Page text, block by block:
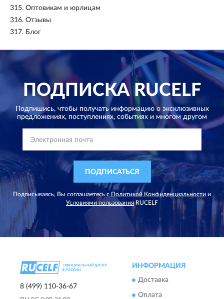
315. Оптовикам и юрлицам
316. Отзывы
317. Блог
ПОДПИСКАRUCELF
Подпишись, чтобы получать информацию о эксклюзивных
предложениях, поступлениях, событиях и многом другом
ПОДПИСАТЬСЯ
Подписываясь, Вы соглашаетесь с Политикой Конфиденциальности и
Условиями пользованияRUCELF
8 (499) 110-36-67
ИНФОРМАЦИЯ
Доставка
Оплата